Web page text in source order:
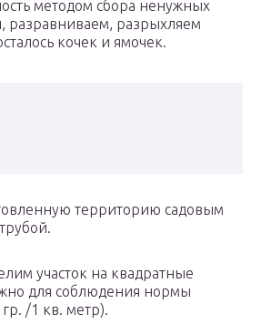
методом сбора ненужных
разравниваем, разрыхляем
кочек и ямочек.
территорию садовым
участок на квадратные
для соблюдения нормы
/1 кв. метр).